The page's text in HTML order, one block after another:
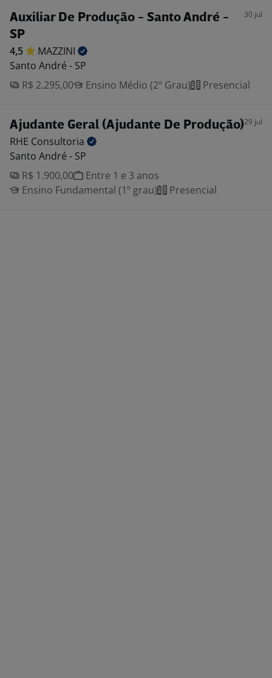
Auxiliar De Produção - Santo André -
SP
30 jul
4,5
MAZZINI
Santo André - SP
R$ 2.295,00
Ensino Médio (2º Grau) Presencial
Ajudante Geral (Ajudante De Produção)29 jul
RHE Consultoria
Santo André - SP
R$ 1.900,00
Entre 1 e 3 anos
Ensino Fundamental (1º grau)
Presencial